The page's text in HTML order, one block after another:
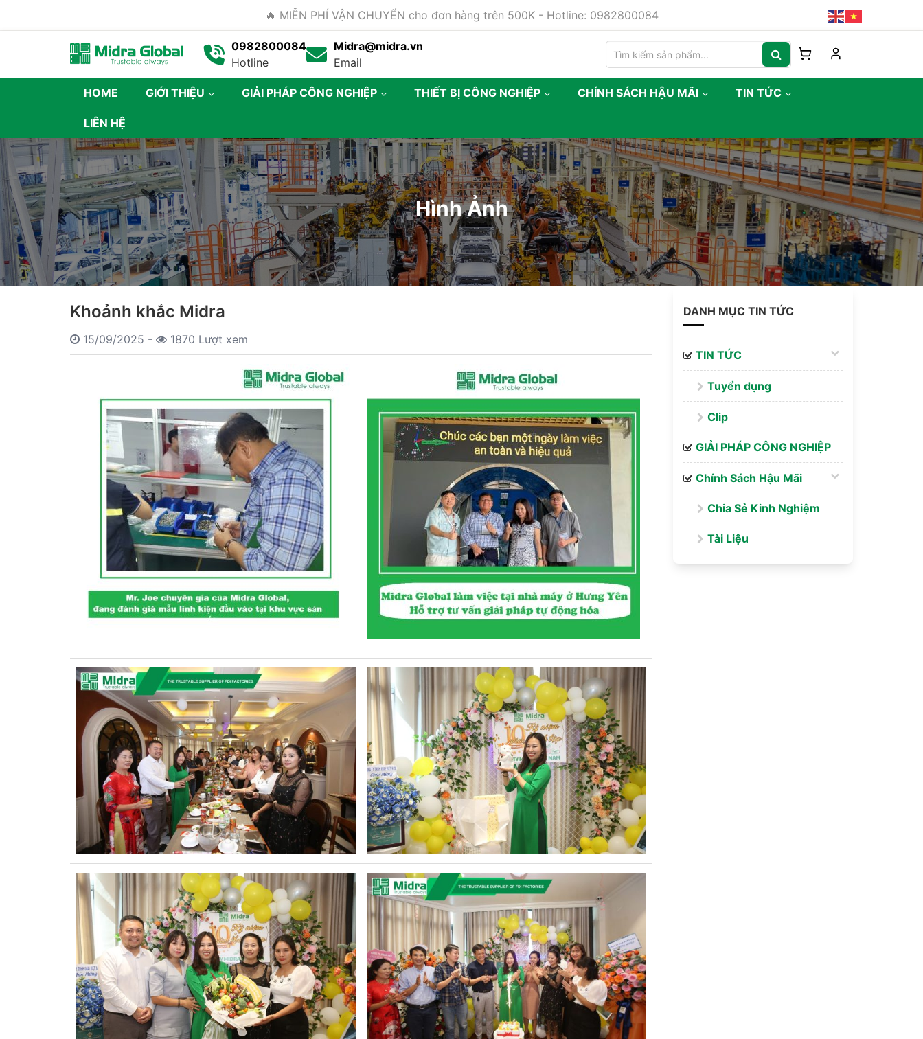
🔥 MIỄN PHÍ VẬN CHUYỂN cho đơn hàng trên 500K - Hotline: 0982800084
0982800084
Hotline
Midra@midra.vn
Email
HOME GIỚI THIỆU GIẢI PHÁP CÔNG NGHIỆP THIẾT BỊ CÔNG NGHIỆP CHÍNH SÁCH HẬU MÃI TIN TỨC
LIÊN HỆ
Hình Ảnh
Khoảnh khắc Midra
15/09/2025 - 1870 Lượt xem
DANH MỤC TIN TỨC
TIN TỨC
Tuyển dụng
Clip
GIẢI PHÁP CÔNG NGHIỆP
Chính Sách Hậu Mãi
Chia Sẻ Kinh Nghiệm
Tài Liệu